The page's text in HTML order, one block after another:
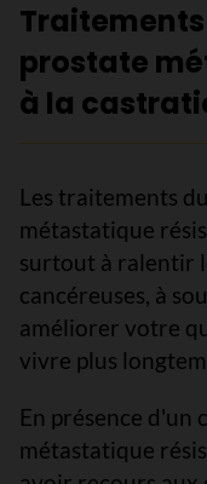
prostate
à la
Les traitements
métastatique
surtout à ralentir
cancéreuses, à
améliorer votre
vivre plus
En présence d'un
métastatique